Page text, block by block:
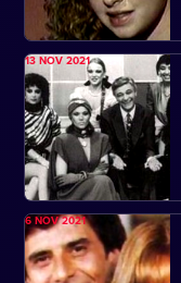
13 NOV 2021
6 NOV 2021